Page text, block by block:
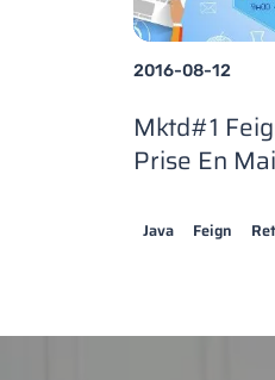
2016-08-12
Mktd#1
Prise En
Java Feign